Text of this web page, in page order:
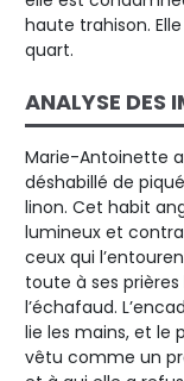
haute trahison.
quart.
ANALYSE DES
Marie-Antoinette
déshabillé de
linon. Cet habit
lumineux et
ceux qui
toute à ses prières
l’échafaud.
lie les mains, et
vêtu comme un